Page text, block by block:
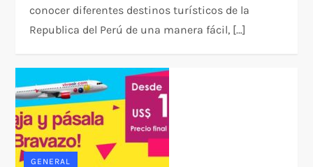
conocer diferentes destinos turísticos de la
Republica del Perú de una manera fácil, […]
GENERAL